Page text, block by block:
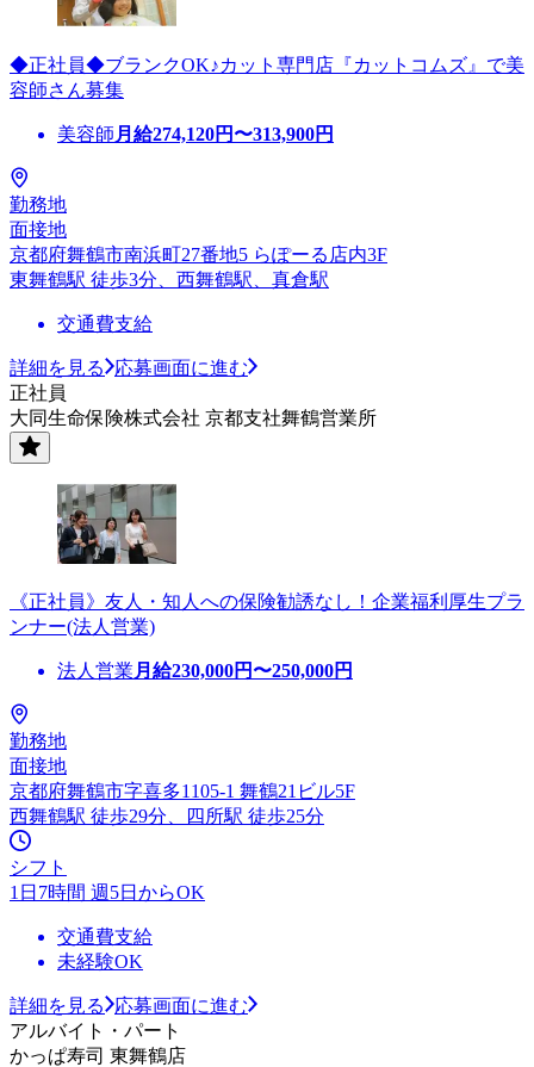
◆正社員◆ブランクOK♪カット専門店『カットコムズ』で美
容師さん募集
美容師 月給274,120円〜313,900円
勤務地
面接地
京都府舞鶴市南浜町27番地5 らぽーる店内3F
東舞鶴駅 徒歩3分、西舞鶴駅、真倉駅
交通費支給
詳細を見る
応募画面に進む
正社員
大同生命保険株式会社 京都支社舞鶴営業所
《正社員》友人・知人への保険勧誘なし！企業福利厚生プラ
ンナー(法人営業)
法人営業 月給230,000円〜250,000円
勤務地
面接地
京都府舞鶴市字喜多1105-1 舞鶴21ビル5F
西舞鶴駅 徒歩29分、四所駅 徒歩25分
シフト
1日7時間 週5日からOK
交通費支給
未経験OK
詳細を見る
応募画面に進む
アルバイト・パート
かっぱ寿司 東舞鶴店